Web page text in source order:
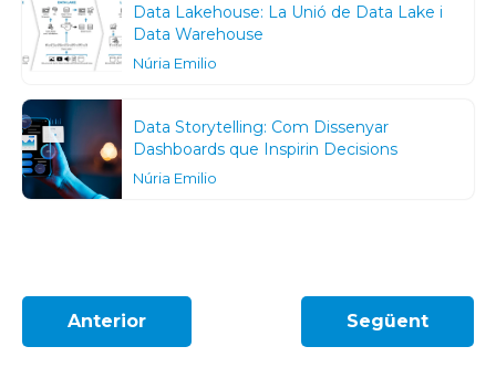
Data Lakehouse: La Unió de Data Lake i
Data Warehouse
Núria Emilio
Data Storytelling: Com Dissenyar
Dashboards que Inspirin Decisions
Núria Emilio
Anterior Següent